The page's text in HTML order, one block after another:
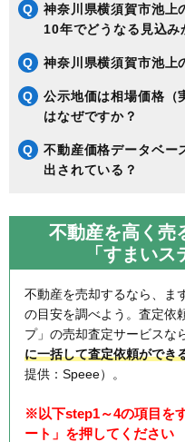
Q
神奈川県横須賀市池上
10年でどうなる見込み
Q 神奈川県横須賀市池上
Q
公示地価は相場価格（
はなぜですか？
Q
不動産価格データベー
出されている？
不動産を高く売
「すまい
不動産を売却するなら、ま
の目安を調べよう。査定依
プ」の売却査定サービスな
に一括して査定依頼ができ
提供：Speee）。
※以下step1～4の項目を
ート」を押してください